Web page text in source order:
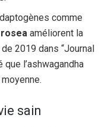
comme
améliorent la
2019 dans “Journal
l’ashwagandha
sain